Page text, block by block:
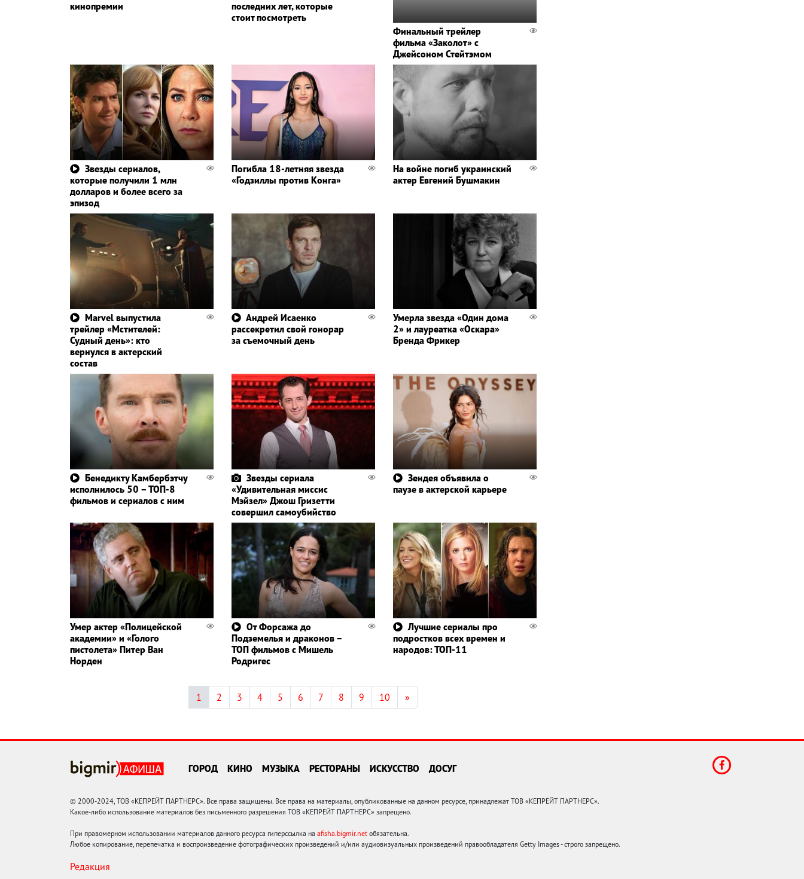
кинопремии
последних лет, которые
стоит посмотреть
Финальный трейлер
фильма «Заколот» с
Джейсоном Стейтэмом
Звезды сериалов,
которые получили 1 млн
долларов и более всего за
эпизод
Погибла 18-летняя звезда
«Годзиллы против Конга»
На войне погиб украинский
актер Евгений Бушмакин
Marvel выпустила
трейлер «Мстителей:
Судный день»: кто
вернулся в актерский
состав
Андрей Исаенко
рассекретил свой гонорар
за съемочный день
Умерла звезда «Один дома
2» и лауреатка «Оскара»
Бренда Фрикер
Бенедикту Камбербэтчу
исполнилось 50 – ТОП-8
фильмов и сериалов с ним
Звезды сериала
«Удивительная миссис
Мэйзел» Джош Гризетти
совершил самоубийство
Зендея объявила о
паузе в актерской карьере
Умер актер «Полицейской
академии» и «Голого
пистолета» Питер Ван
Норден
От Форсажа до
Подземелья и драконов –
ТОП фильмов с Мишель
Родригес
Лучшие сериалы про
подростков всех времен и
народов: ТОП-11
1 2 3 4 5 6 7 8 9 10 »
ГОРОД КИНО МУЗЫКА РЕСТОРАНЫ ИСКУССТВО ДОСУГ
© 2000-2024, ТОВ «КЕПРЕЙТ ПАРТНЕРС». Все права защищены. Все права на материалы, опубликованные на данном ресурсе, принадлежат ТОВ «КЕПРЕЙТ ПАРТНЕРС».
Какое-либо использование материалов без письменного разрешения ТОВ «КЕПРЕЙТ ПАРТНЕРС» запрещено.
При правомерном использовании материалов данного ресурса гиперссылка на afisha.bigmir.net обязательна.
Любое копирование, перепечатка и воспроизведение фотографических произведений и/или аудиовизуальных произведений правообладателя Getty Images - строго запрещено.
Редакция